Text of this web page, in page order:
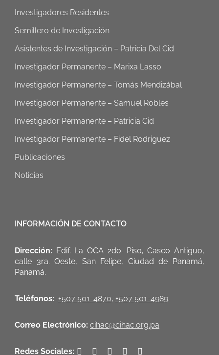
Investigadores Residentes
Semillero de Investigación
Asistentes de Investigación – Patricia Del Cid
Investigador Permanente – Marixa Lasso
Investigador Permanente – Tomás Mendizábal
Investigador Permanente – Samuel Robles
Investigador Permanente – Patricia Cid
Investigador Permanente – Fidel Rodriguez
Publicaciones
Noticias
INFORMACIÓN DE CONTACTO
Dirección: Edif. La OCA 2do. Piso, Casco Antiguo,
calle 3ra. Oeste, San Felipe, Ciudad de Panamá,
Panamá.
Teléfonos: +507 501-4870, +507 501-4989.
Correo Electrónico: cihac@cihac.org.pa
Redes Sociales: